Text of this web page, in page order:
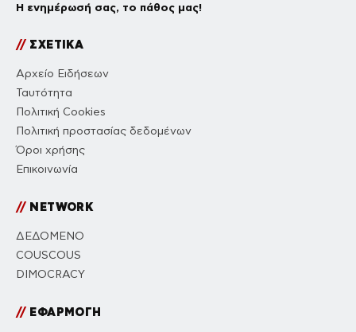
Η ενημέρωσή σας, το πάθος μας!
//ΣΧΕΤΙΚΑ
Αρχείο Ειδήσεων
Ταυτότητα
Πολιτική Cookies
Πολιτική προστασίας δεδομένων
Όροι χρήσης
Επικοινωνία
//NETWORK
ΔΕΔΟΜΕΝΟ
COUSCOUS
DIMOCRACY
//ΕΦΑΡΜΟΓΗ